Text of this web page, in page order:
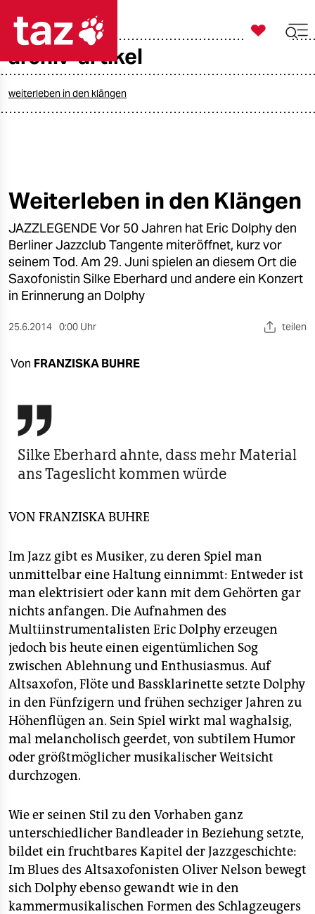
taz zahl ich
öko
gesellschaft
kultur
sport
verlag
verlag
veranstaltungen
fragen & hilfe
unterstützen
abo
genossenschaft
epaper login

taz zahl ich
archiv-artikel
weiterleben in den klängen
Weiterleben in den Klängen
JAZZLEGENDE Vor 50 Jahren hat Eric Dolphy den
Berliner Jazzclub Tangente miteröffnet, kurz vor
seinem Tod. Am 29. Juni spielen an diesem Ort die
Saxofonistin Silke Eberhard und andere ein Konzert
in Erinnerung an Dolphy
25.6.2014 0:00 Uhr teilen
Von FRANZISKA BUHRE

Silke Eberhard ahnte, dass mehr Material
ans Tageslicht kommen würde
VON FRANZISKA BUHRE
Im Jazz gibt es Musiker, zu deren Spiel man
unmittelbar eine Haltung einnimmt: Entweder ist
man elektrisiert oder kann mit dem Gehörten gar
nichts anfangen. Die Aufnahmen des
Multiinstrumentalisten Eric Dolphy erzeugen
jedoch bis heute einen eigentümlichen Sog
zwischen Ablehnung und Enthusiasmus. Auf
Altsaxofon, Flöte und Bassklarinette setzte Dolphy
in den Fünfzigern und frühen sechziger Jahren zu
Höhenflügen an. Sein Spiel wirkt mal waghalsig,
mal melancholisch geerdet, von subtilem Humor
oder größtmöglicher musikalischer Weitsicht
durchzogen.
Wie er seinen Stil zu den Vorhaben ganz
unterschiedlicher Bandleader in Beziehung setzte,
bildet ein fruchtbares Kapitel der Jazzgeschichte:
Im Blues des Altsaxofonisten Oliver Nelson bewegt
sich Dolphy ebenso gewandt wie in den
kammermusikalischen Formen des Schlagzeugers